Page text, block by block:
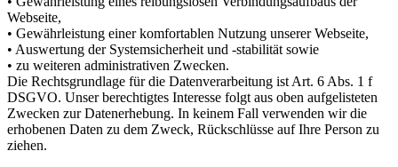
Webseite,
• Gewährleistung einer komfortablen Nutzung unserer Webseite,
• Auswertung der Systemsicherheit und -stabilität sowie
• zu weiteren administrativen Zwecken.
Die Rechtsgrundlage für die Datenverarbeitung ist Art. 6 Abs. 1 f
DSGVO. Unser berechtigtes Interesse folgt aus oben aufgelisteten
Zwecken zur Datenerhebung. In keinem Fall verwenden wir die
erhobenen Daten zu dem Zweck, Rückschlüsse auf Ihre Person zu
ziehen.